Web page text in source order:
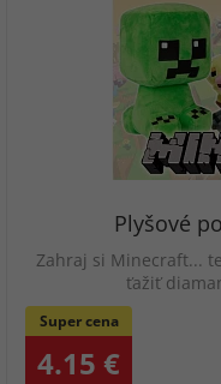
Plyšové
Zahraj si Minecraft...
ťažiť
Super cena
4.15 €